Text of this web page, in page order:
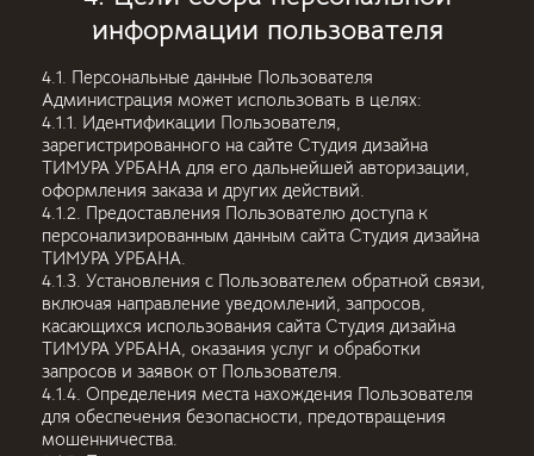
информации пользователя
4.1. Персональные данные Пользователя
Администрация может использовать в целях:
4.1.1. Идентификации Пользователя,
зарегистрированного на сайте Студия дизайна
ТИМУРА УРБАНА для его дальнейшей авторизации,
оформления заказа и других действий.
4.1.2. Предоставления Пользователю доступа к
персонализированным данным сайта Студия дизайна
ТИМУРА УРБАНА.
4.1.3. Установления с Пользователем обратной связи,
включая направление уведомлений, запросов,
касающихся использования сайта Студия дизайна
ТИМУРА УРБАНА, оказания услуг и обработки
запросов и заявок от Пользователя.
4.1.4. Определения места нахождения Пользователя
для обеспечения безопасности, предотвращения
мошенничества.